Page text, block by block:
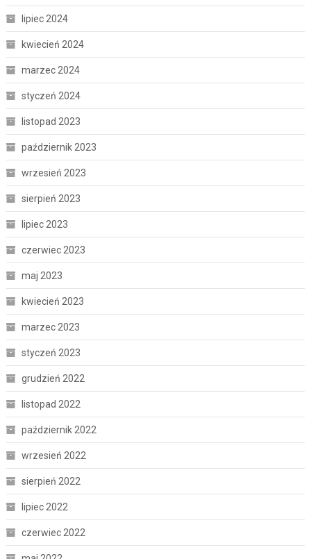
lipiec 2024
kwiecień 2024
marzec 2024
styczeń 2024
listopad 2023
październik 2023
wrzesień 2023
sierpień 2023
lipiec 2023
czerwiec 2023
maj 2023
kwiecień 2023
marzec 2023
styczeń 2023
grudzień 2022
listopad 2022
październik 2022
wrzesień 2022
sierpień 2022
lipiec 2022
czerwiec 2022